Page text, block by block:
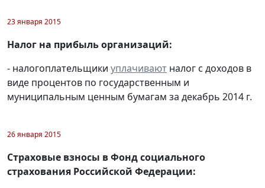
23 января 2015
Налог на прибыль организаций:
- налогоплательщики уплачивают налог с доходов в
виде процентов по государственным и
муниципальным ценным бумагам за декабрь 2014 г.
26 января 2015
Страховые взносы в Фонд социального
страхования Российской Федерации: